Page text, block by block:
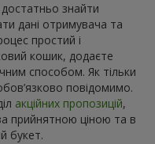
знайти
дані отримувача та
простий і
кошик, додаєте
способом. Як тільки
повідомимо.
акційних пропозицій,
прийнятною ціною та в
букет.